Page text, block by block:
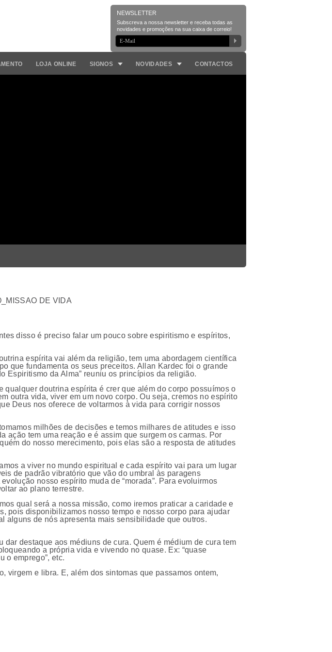
LOJA ONLINE SIGNOS NOVIDADES CONTACTOS
disso é preciso falar um pouco sobre espiritismo e espíritos,
espírita vai além da religião, tem uma abordagem científica
que fundamenta os seus preceitos. Allan Kardec foi o grande
Espiritismo da Alma” reuniu os princípios da religião.
doutrina espírita é crer que além do corpo possuímos o
outra vida, viver em um novo corpo. Ou seja, cremos no espírito
Deus nos oferece de voltarmos à vida para corrigir nossos
milhões de decisões e temos milhares de atitudes e isso
tem uma reação e é assim que surgem os carmas. Por
do nosso merecimento, pois elas são a resposta de atitudes
a viver no mundo espiritual e cada espírito vai para um lugar
de padrão vibratório que vão do umbral às paragens
nosso espírito muda de “morada”. Para evoluirmos
ao plano terrestre.
qual será a nossa missão, como iremos praticar a caridade e
pois disponibilizamos nosso tempo e nosso corpo para ajudar
alguns de nós apresenta mais sensibilidade que outros.
destaque aos médiuns de cura. Quem é médium de cura tem
a própria vida e vivendo no quase. Ex: “quase
o emprego”, etc.
virgem e libra. E, além dos sintomas que passamos ontem,